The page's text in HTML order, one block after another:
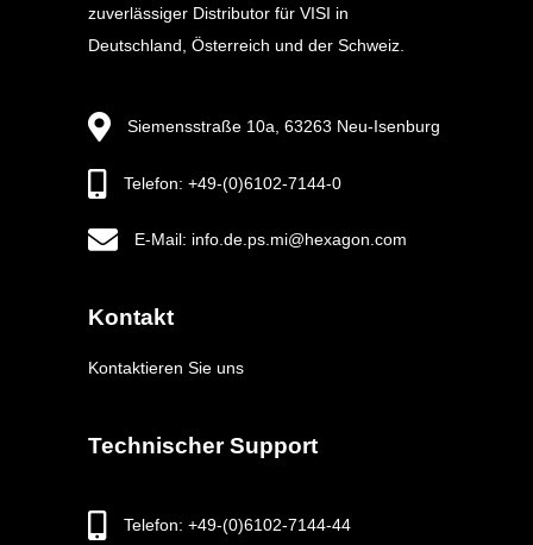
zuverlässiger Distributor für VISI in
Deutschland, Österreich und der Schweiz.
Siemensstraße 10a, 63263 Neu-Isenburg
Telefon: +49-(0)6102-7144-0
E-Mail: info.de.ps.mi@hexagon.com
Kontakt
Kontaktieren Sie uns
Technischer Support
Telefon: +49-(0)6102-7144-44